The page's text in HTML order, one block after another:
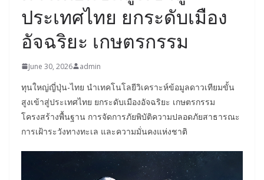
ประเทศไทย ยกระดับเมือง
อัจฉริยะ เกษตรกรรม
June 30, 2026 admin
ทุนใหญ่ญี่ปุ่น-ไทย นำเทคโนโลยีวิเคราะห์ข้อมูลดาวเทียมขั้น
สูงเข้าสู่ประเทศไทย ยกระดับเมืองอัจฉริยะ เกษตรกรรม
โครงสร้างพื้นฐาน การจัดการภัยพิบัติความปลอดภัยสาธารณะ
การเฝ้าระวังทางทะเล และความมั่นคงแห่งชาติ